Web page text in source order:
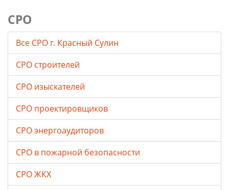
СРО
Все СРО г. Красный Сулин
СРО строителей
СРО изыскателей
СРО проектировщиков
СРО энергоаудиторов
СРО в пожарной безопасности
СРО ЖКХ